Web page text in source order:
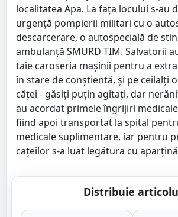
localitatea Apa. La fața locului s-au
urgență pompierii militari cu o
descarcerare, o autospecială de
ambulanță SMURD TIM. Salvatorii
taie caroseria mașinii pentru a
în stare de conștientă, și pe ceilalți
căței - găsiți puțin agitați, dar
au acordat primele îngrijiri
fiind apoi transportat la spital
medicale suplimentare, iar pentru
cațeilor s-a luat legătura cu
Distribuie